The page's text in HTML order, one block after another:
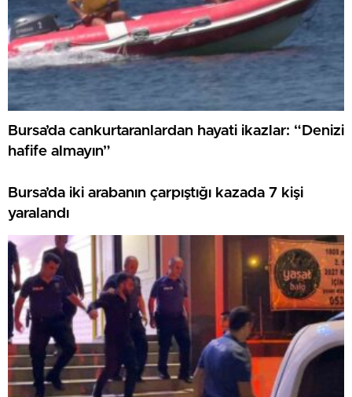
Bursa’da cankurtaranlardan hayati ikazlar: “Denizi
hafife almayın”
Bursa’da iki arabanın çarpıştığı kazada 7 kişi
yaralandı